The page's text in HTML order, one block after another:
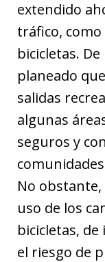
extendido
tráfico,
bicicletas.
planeado
salidas
algunas
seguros y
No
uso de los
bicicletas,
el riesgo de